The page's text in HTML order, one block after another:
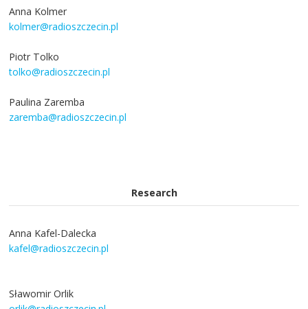
Anna Kolmer
kolmer@radioszczecin.pl
Piotr Tolko
tolko@radioszczecin.pl
Paulina Zaremba
zaremba@radioszczecin.pl
Research
Anna Kafel-Dalecka
kafel@radioszczecin.pl
Sławomir Orlik